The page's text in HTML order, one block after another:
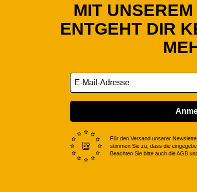
MIT
ENTGEHT DIR
Für den Versand unserer
stimmen Sie zu, dass die
Beachten Sie bitte auch die AGB